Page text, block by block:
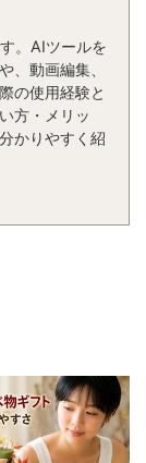
。AIツールを
、動画編集、
の使用経験と
方・メリッ
かりやすく紹